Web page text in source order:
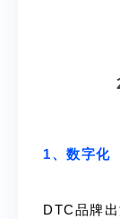
1、数字化
DTC品牌